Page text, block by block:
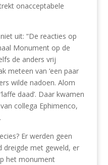
onacceptabele
uit: “De reacties op
Monument op de
de anders vrij
meteen van ‘een paar
wilde nadoen. Alom
daad’. Daar kwamen
collega Ephimenco,
Er werden geen
dreigde met geweld, er
het monument